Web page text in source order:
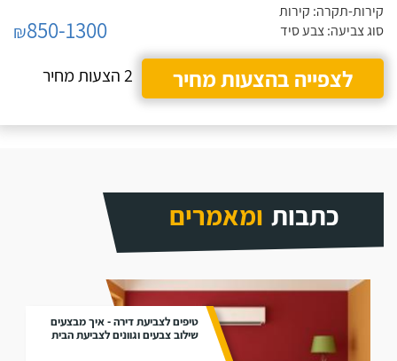
קירות-תקרה: קירות
סוג צביעה: צבע סיד
₪850-1300
לצפייה בהצעות מחיר
2 הצעות מחיר
כתבות ומאמרים
טיפים לצביעת דירה - איך מבצעים
שילוב צבעים וגוונים לצביעת הבית